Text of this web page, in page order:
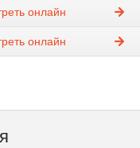
онлайн
онлайн